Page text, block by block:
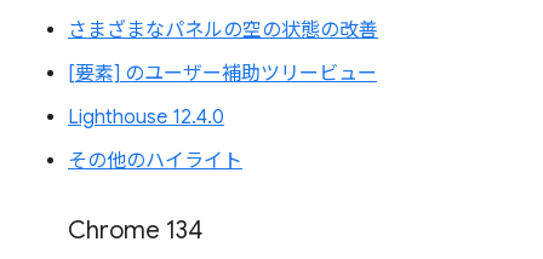
さまざまなパネルの空の状態の改善
[要素] のユーザー補助ツリービュー
Lighthouse 12.4.0
その他のハイライト
Chrome 134